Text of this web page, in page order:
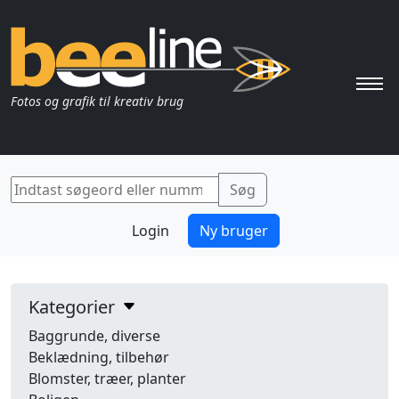
Fotos og grafik til kreativ brug
Login Ny bruger
Kategorier
Baggrunde, diverse
Beklædning, tilbehør
Blomster, træer, planter